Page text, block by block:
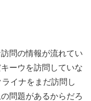
問の情報が流れてい
ーウを訪問していな
イナをまだ訪問し
問題があるからだろ